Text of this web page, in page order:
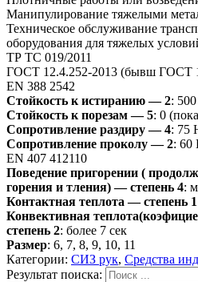
Манипулирование тяжелыми
Техническое обслуживание
оборудования для тяжелых
ТР ТС 019/2011
ГОСТ 12.4.252-2013 (бывш ГОСТ
EN 388 2542
Стойкость к истиранию — 2:
Стойкость к порезам — 5: 0
Сопротивление раздиру — 4: 75
Сопротивление проколу — 2: 60
EN 407 412110
Поведение пригорении (
горения и тления) — степень 4:
Контактная теплота — степень 1
Конвективная
степень 2: более 7 сек
Размер: 6, 7, 8, 9, 10, 11
Категории: СИЗ рук, Средства
Результат поиска: